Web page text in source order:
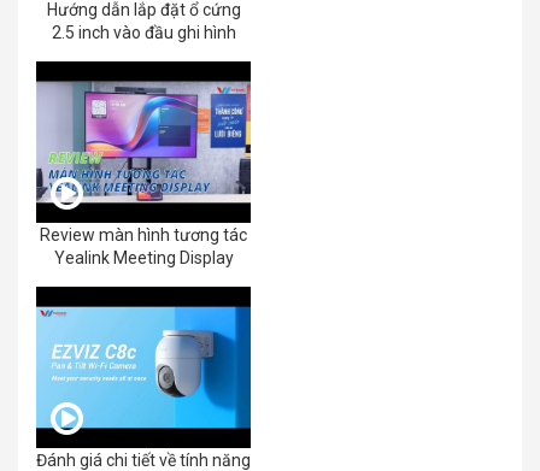
Hướng dẫn lắp đặt ổ cứng
2.5 inch vào đầu ghi hình
Review màn hình tương tác
Yealink Meeting Display
Đánh giá chi tiết về tính năng